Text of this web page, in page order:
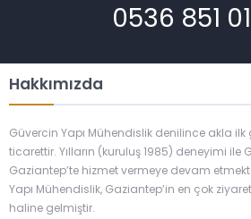
0536 851
Hakkımızda
Güvercin Yapı Mühendislik denilince akla
ticarettir. Yılların (kuruluş 1985) deneyimi ile
Gaziantep’te hizmet vermeye devam
Yapı Mühendislik, Gaziantep’in en çok
haline gelmiştir.